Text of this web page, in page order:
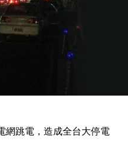
網跳電，造成全台大停電